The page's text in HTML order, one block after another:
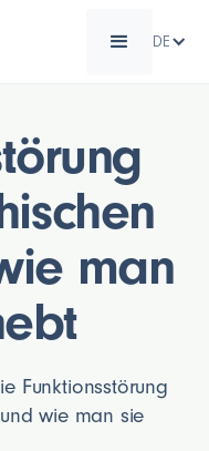
DE
man
Funktionsstörung
wie man sie